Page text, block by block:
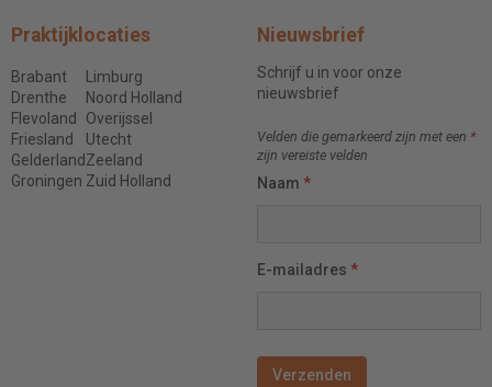
Praktijklocaties
Brabant
Drenthe
Flevoland
Friesland
Gelderland
Groningen
Limburg
Noord Holland
Overijssel
Utecht
Zeeland
Zuid Holland
Nieuwsbrief
Schrijf u in voor onze
nieuwsbrief
Velden die gemarkeerd zijn met een *
zijn vereiste velden
Naam *
E-mailadres *